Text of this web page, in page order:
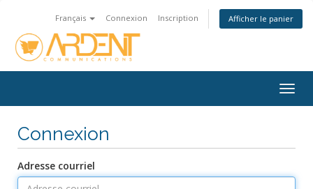
Français Connexion Inscription Afficher le panier
Connexion
Adresse courriel